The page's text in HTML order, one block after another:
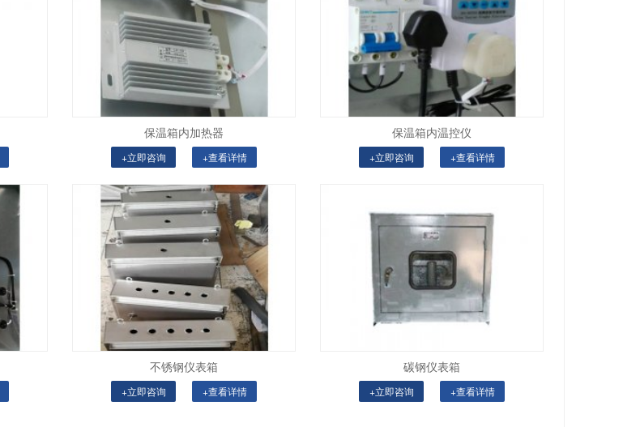
保温箱内加热器
+立即咨询 +查看详情
保温箱内温控仪
+立即咨询 +查看详情
不锈钢仪表箱
+立即咨询 +查看详情
碳钢仪表箱
+立即咨询 +查看详情